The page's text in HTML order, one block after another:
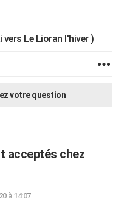
vers Le Lioran l'hiver )
votre question
acceptés chez
à 14:07